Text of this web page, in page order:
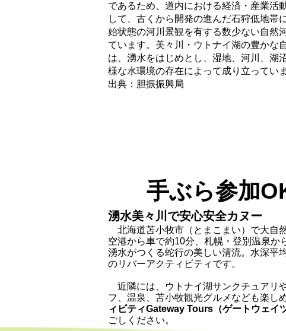
であるため、道内における経済・産業活
して、古くから開発の進んだ石狩低地帯
始状態の河川景観を有する数少ない自然
ています。美々川・ウトナイ湖の豊かな
は、湧水をはじめとし、湿地、河川、湖
様な水環境の存在によって成り立っていま
出典：胆振振興局
手ぶら参加
湧水美々川で安心安全カヌー
北海道苫小牧市（とまこまい）で大自
空港から車で約10分、札幌・登別温泉か
湧水がつくる蛇行の美しい清流。水深平
のリバーアクティビティです。
近隣には、ウトナイ湖サンクチュアリ
フ、温泉、苫小牧観光グルメなども楽し
ィビティGateway Tours（ゲートウェイ
ごしください。